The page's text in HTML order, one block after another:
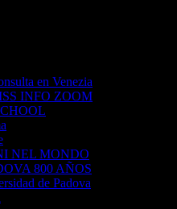
en Venezia
INFO ZOOM
NEL MONDO
800 AÑOS
de Padova